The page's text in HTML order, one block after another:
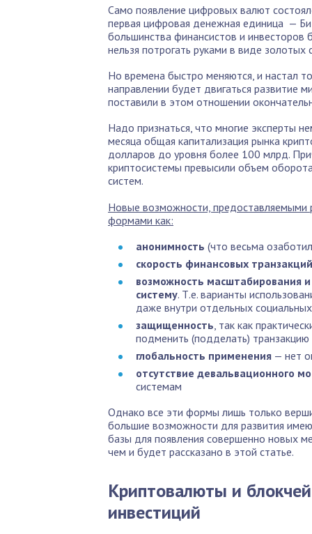
Само появление цифровых валют
первая цифровая денежная единица —
большинства финансистов и инвесторов
нельзя потрогать руками в виде
Но времена быстро меняются, и настал
направлении будет двигаться развитие
поставили в этом отношении
Надо признаться, что многие эксперты
месяца общая капитализация рынка
долларов до уровня более 100 млрд.
криптосистемы превысили объем
систем.
Новые возможности, предоставляемыми
формами как:
анонимность (что весьма
скорость финансовых транзакций
возможность масштабирования
систему. Т.е. варианты
даже внутри отдельных
защищенность, так как
подменить (подделать) транзакцию
глобальность применения — нет
отсутствие девальвационного
системам
Однако все эти формы лишь только
большие возможности для развития
базы для появления совершенно новых
чем и будет рассказано в этой статье.
Криптовалюты и
инвестиций